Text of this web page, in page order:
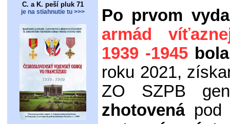
C. a K. peší pluk 71
je na stiahnutie tu >>>
Po prvom
armád
1939 -1945 bola
roku 2021,
ZO SZPB
zhotovenápod